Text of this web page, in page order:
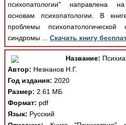
психопатологии" направлена
основам психопатологии. В
проблемы психопатологической
синдромы ... Скачать книгу
Название:
Автор: Незнанов Н.Г.
Год издания: 2020
Размер: 2.61 МБ
Формат: pdf
Язык: Русский